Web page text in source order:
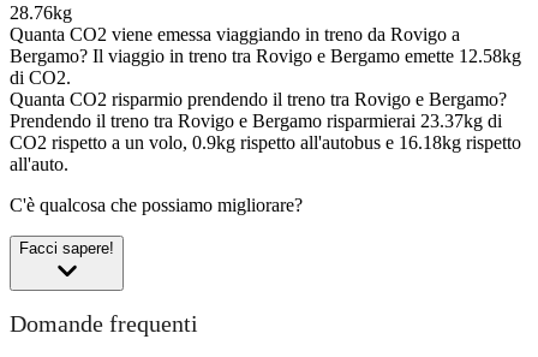
28.76kg
Quanta CO2 viene emessa viaggiando in treno da Rovigo a
Bergamo? Il viaggio in treno tra Rovigo e Bergamo emette 12.58kg
di CO2.
Quanta CO2 risparmio prendendo il treno tra Rovigo e Bergamo?
Prendendo il treno tra Rovigo e Bergamo risparmierai 23.37kg di
CO2 rispetto a un volo, 0.9kg rispetto all'autobus e 16.18kg rispetto
all'auto.
C'è qualcosa che possiamo migliorare?
Facci sapere!
Domande frequenti